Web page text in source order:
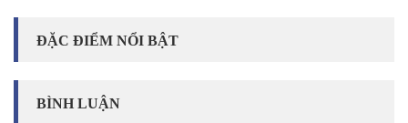
ĐẶC ĐIỂM NỔI BẬT
BÌNH LUẬN